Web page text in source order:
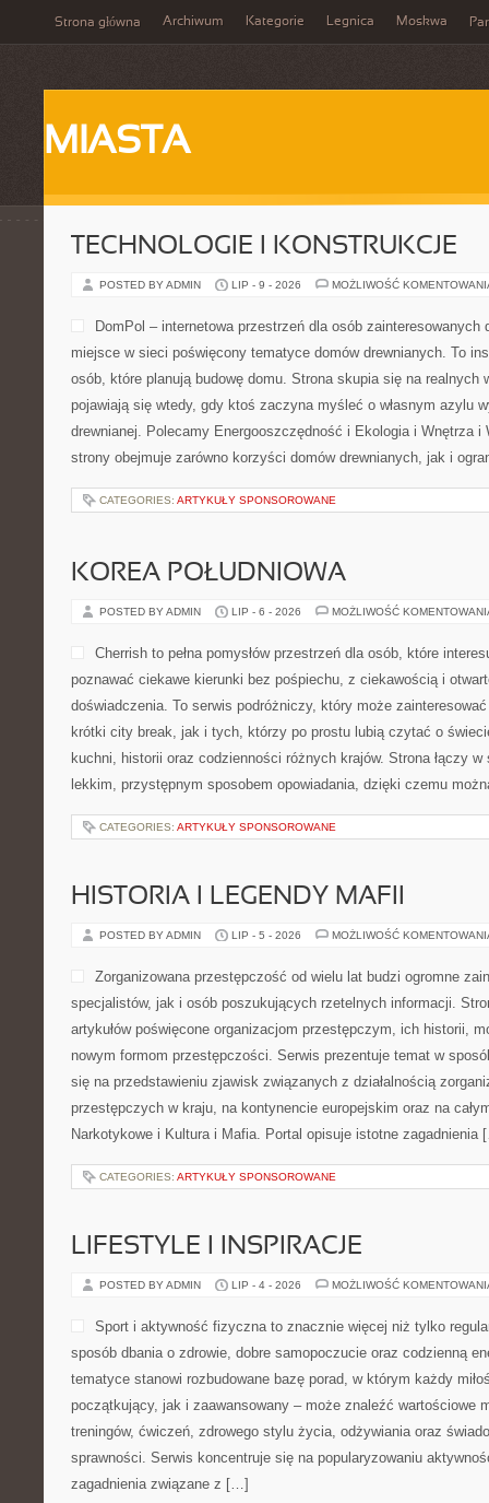
Strona główna Archiwum Kategorie Legnica Moskwa
MIASTA
TECHNOLOGIE I KONSTRUKCJE
POSTED BY ADMIN LIP - 9 - 2026 MOŻLIWOŚĆ
DomPol – internetowa przestrzeń dla osób zainteresowanych
miejsce w sieci poświęcony tematyce domów drewnianych. To
osób, które planują budowę domu. Strona skupia się na realnych
pojawiają się wtedy, gdy ktoś zaczyna myśleć o własnym azylu
drewnianej. Polecamy Energooszczędność i Ekologia i Wnętrza i
strony obejmuje zarówno korzyści domów drewnianych, jak i
CATEGORIES: ARTYKUŁY SPONSOROWANE
KOREA POŁUDNIOWA
POSTED BY ADMIN LIP - 6 - 2026 MOŻLIWOŚĆ
Cherrish to pełna pomysłów przestrzeń dla osób, które
poznawać ciekawe kierunki bez pośpiechu, z ciekawością i
doświadczenia. To serwis podróżniczy, który może
krótki city break, jak i tych, którzy po prostu lubią czytać o
kuchni, historii oraz codzienności różnych krajów. Strona łączy
lekkim, przystępnym sposobem opowiadania, dzięki czemu
CATEGORIES: ARTYKUŁY SPONSOROWANE
HISTORIA I LEGENDY MAFII
POSTED BY ADMIN LIP - 5 - 2026 MOŻLIWOŚĆ
Zorganizowana przestępczość od wielu lat budzi ogromne
specjalistów, jak i osób poszukujących rzetelnych informacji.
artykułów poświęcone organizacjom przestępczym, ich historii,
nowym formom przestępczości. Serwis prezentuje temat w
się na przedstawieniu zjawisk związanych z działalnością
przestępczych w kraju, na kontynencie europejskim oraz na
Narkotykowe i Kultura i Mafia. Portal opisuje istotne zagadnienia
CATEGORIES: ARTYKUŁY SPONSOROWANE
LIFESTYLE I INSPIRACJE
POSTED BY ADMIN LIP - 4 - 2026 MOŻLIWOŚĆ
Sport i aktywność fizyczna to znacznie więcej niż tylko
sposób dbania o zdrowie, dobre samopoczucie oraz codzienną
tematyce stanowi rozbudowane bazę porad, w którym każdy
początkujący, jak i zaawansowany – może znaleźć wartościowe
treningów, ćwiczeń, zdrowego stylu życia, odżywiania oraz
sprawności. Serwis koncentruje się na popularyzowaniu
zagadnienia związane z […]